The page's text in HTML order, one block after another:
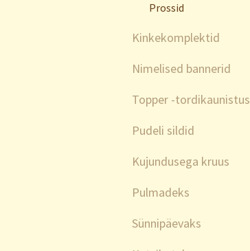
Prossid
Kinkekomplektid
Nimelised bannerid
Topper -tordikaunistus
Pudeli sildid
Kujundusega kruus
Pulmadeks
Sünnipäevaks